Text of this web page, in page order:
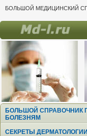
БОЛЬШОЙ МЕДИЦИНСКИЙ
БОЛЬШОЙ СПРАВОЧНИК
БОЛЕЗНЯМ
СЕКРЕТЫ ДЕРМАТОЛОГИИ